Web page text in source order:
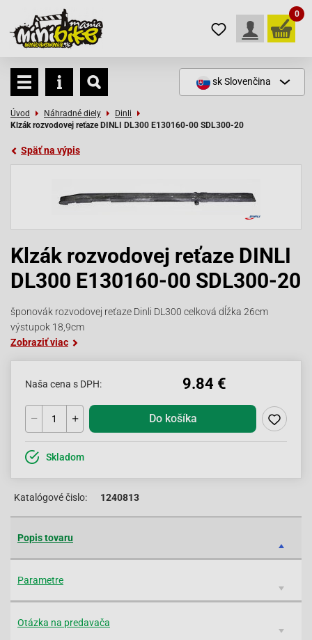
0
skSlovenčina
Úvod Náhradné diely
Dinli
Klzák rozvodovej reťaze DINLI DL300 E130160-00 SDL300-20
Späť na výpis
Klzák rozvodovej reťaze DINLI
DL300 E130160-00 SDL300-20
šponovák rozvodovej reťaze Dinli DL300 celková dĺžka 26cm
výstupok 18,9cm
Zobraziť viac
Naša cena s DPH: 9.84 €
Do košíka
Skladom
Katalógové čislo: 1240813
Popis tovaru
Parametre
Otázka na predavača